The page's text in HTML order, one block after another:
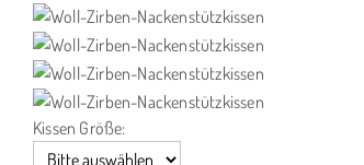
Kissen Größe: